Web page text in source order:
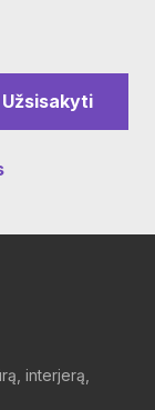
interjerą,